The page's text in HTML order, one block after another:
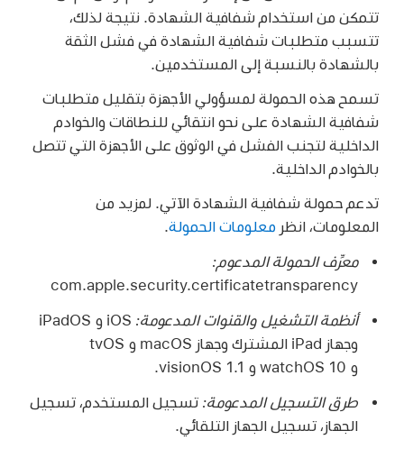
تتمكن من استخدام شفافية الشهادة. نتيجة لذلك،
تتسبب متطلبات شفافية الشهادة في فشل الثقة
بالشهادة بالنسبة إلى المستخدمين.
تسمح هذه الحمولة لمسؤولي الأجهزة بتقليل متطلبات
شفافية الشهادة على نحو انتقائي للنطاقات والخوادم
الداخلية لتجنب الفشل في الوثوق على الأجهزة التي تتصل
بالخوادم الداخلية.
تدعم حمولة شفافية الشهادة الآتي. لمزيد من
المعلومات، انظر معلومات الحمولة
معرِّف الحمولة المدعوم:
com.apple.security.certificatetransparency
أنظمة التشغيل والقنوات المدعومة:
‏iOS و iPadOS
وجهاز iPad المشترك
وجهاز macOS و ‏tvOS
و
و
طرق التسجيل المدعومة: تسجيل المستخدم، تسجيل
الجهاز، تسجيل الجهاز التلقائي.